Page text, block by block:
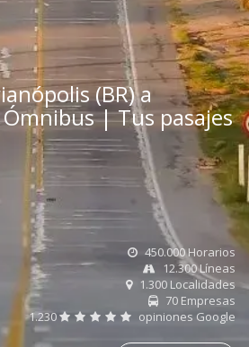
(BR) a
Ómnibus | Tus pasajes
450.000 Horarios
12.300 Líneas
1.300 Localidades
70 Empresas
1.230
opiniones Google